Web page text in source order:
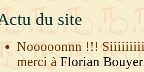
du site
Nooooonnn !!!
merci à Florian